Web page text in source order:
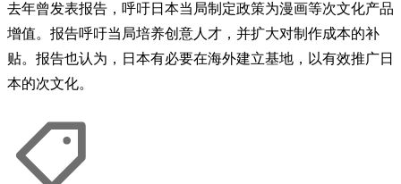
去年曾发表报告，呼吁日本当局制定政策为漫画等次文化产品
增值。报告呼吁当局培养创意人才，并扩大对制作成本的补
贴。报告也认为，日本有必要在海外建立基地，以有效推广日
本的次文化。